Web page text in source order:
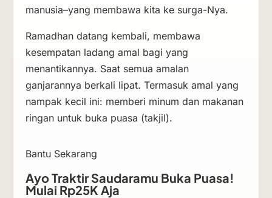
manusia–yang membawa kita ke surga-Nya.
Ramadhan datang kembali, membawa
kesempatan ladang amal bagi yang
menantikannya. Saat semua amalan
ganjarannya berkali lipat. Termasuk amal yang
nampak kecil ini: memberi minum dan makanan
ringan untuk buka puasa (takjil).
Bantu Sekarang
Ayo Traktir Saudaramu Buka Puasa!
Mulai Rp25K Aja